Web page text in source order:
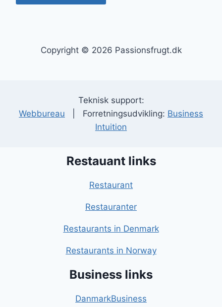
Copyright © 2026 Passionsfrugt.dk
Teknisk support:
Webbureau | Forretningsudvikling: Business
Intuition
Restauant links
Restaurant
Restauranter
Restaurants in Denmark
Restaurants in Norway
Business links
DanmarkBusiness